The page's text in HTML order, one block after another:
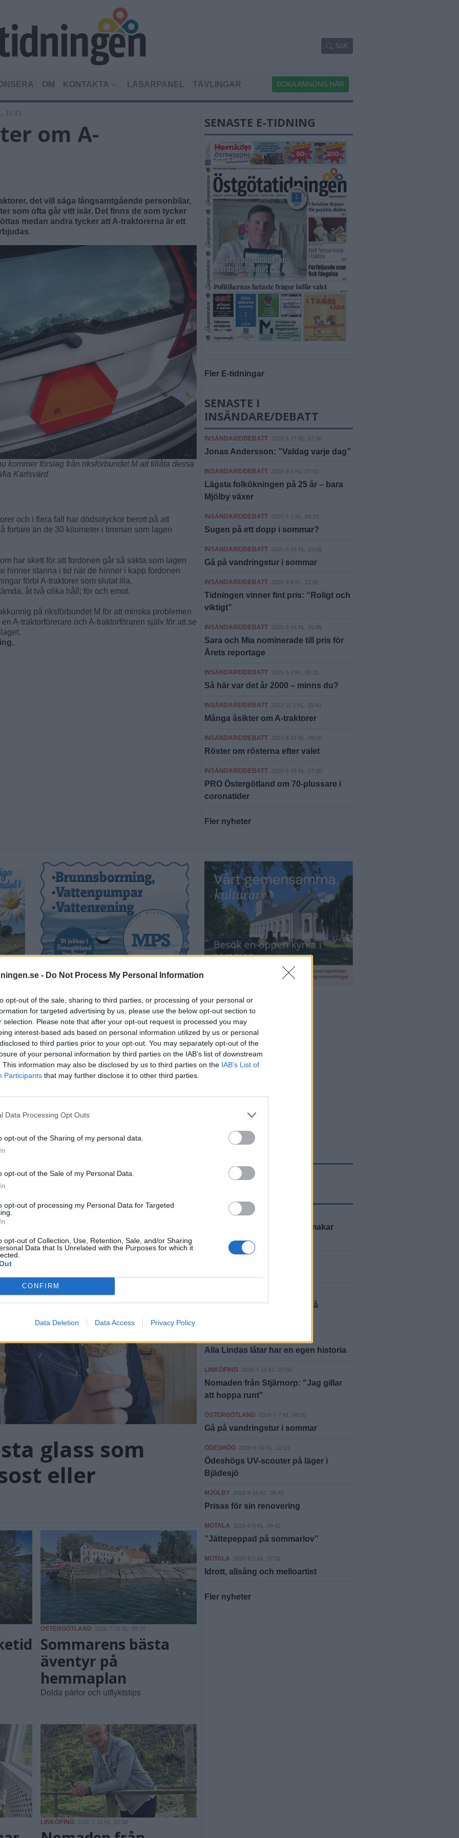
- Do Not Process My Personal Information
opt-out of the sale, sharing to third parties, or processing of your personal or
for targeted advertising by us, please use the below opt-out section to
selection. Please note that after your opt-out request is processed you may
interest-based ads based on personal information utilized by us or personal
to third parties prior to your opt-out. You may separately opt-out of the
of your personal information by third parties on the IAB’s list of downstream
This information may also be disclosed by us to third parties on the IAB’s List of
Participants that may further disclose it to other third parties.
Data Processing Opt Outs
opt-out of the Sharing of my personal data.
opt-out of the Sale of my Personal Data.
opt-out of processing my Personal Data for Targeted
opt-out of Collection, Use, Retention, Sale, and/or Sharing
Data that Is Unrelated with the Purposes for which it
CONFIRM
Data Deletion Data Access Privacy Policy
SöK
OM KONTAKTA LÄSARPANEL TÄVLINGAR BOKA ANNONS HÄR
15:43
om A-
det vill säga långsamtgående personbilar,
som ofta går vitt isär. Det finns de som tycker
medan andra tycker att A-traktorerna är ett
kommer förslag från riksförbundet M att tillåta dessa
Karlsvärd
och i flera fall har dödsolyckor berott på att
fortare än de 30 kilometer i timman som lagen
har skett för att fordonen går så sakta som lagen
hinner stanna i tid när de hinner i kapp fordonen
förbi A-traktorer som slutat illa.
åt två olika håll; för och emot.
på riksförbundet M för att minska problemen
A-traktorförerare och A-traktorföraren själv för att se
SENASTE E-TIDNING
Fler E-tidningar
SENASTE I
INSÄNDARE/DEBATT
INSÄNDARE/DEBATT 2026-3-17 KL. 07:00
Jonas Andersson: ”Valdag varje dag”
INSÄNDARE/DEBATT 2026-3-3 KL. 07:03
Lägsta folkökningen på 25 år – bara
Mjölby växer
INSÄNDARE/DEBATT 2025-7-1 KL. 09:10
Sugen på ett dopp i sommar?
INSÄNDARE/DEBATT 2025-6-24 KL. 13:06
Gå på vandringstur i sommar
INSÄNDARE/DEBATT 2025-4-8 KL. 12:00
Tidningen vinner fint pris: “Roligt och
viktigt”
INSÄNDARE/DEBATT 2025-3-14 KL. 16:45
Sara och Mia nominerade till pris för
Årets reportage
INSÄNDARE/DEBATT 2025-1-2 KL. 08:21
Så här var det år 2000 – minns du?
INSÄNDARE/DEBATT 2022-11-1 KL. 15:43
Många åsikter om A-traktorer
INSÄNDARE/DEBATT 2022-9-27 KL. 09:00
Röster om rösterna efter valet
INSÄNDARE/DEBATT 2020-5-19 KL. 07:00
PRO Östergötland om 70-plussare i
coronatider
Fler nyheter
glass som
eller
ÖSTERGÖTLAND 2026-7-21 KL. 09:15
Sommarens bästa
äventyr på
hemmaplan
Dolda pärlor och utflyktstips
LINKÖPING 2026-7-10 KL. 07:30
LINKÖPING 2026-8-4 KL. 17:27
Vågar du testa glass som smakar
mesost eller whiskey?
Sommarens bästa äventyr på
Alla Lindas låtar har en egen historia
LINKÖPING 2026-7-10 KL. 07:30
Nomaden från Stjärnorp: "Jag gillar
att hoppa runt"
ÖSTERGÖTLAND 2026-7-7 KL. 08:00
Gå på vandringstur i sommar
ÖDESHÖG 2026-6-30 KL. 12:13
Ödeshögs UV-scouter på läger i
Bjädesjö
MJÖLBY 2026-6-16 KL. 08:45
Prisas för sin renovering
MOTALA 2026-6-9 KL. 09:42
”Jättepeppad på sommarlov”
MOTALA 2026-6-2 KL. 07:02
Idrott, allsång och melloartist
Fler nyheter